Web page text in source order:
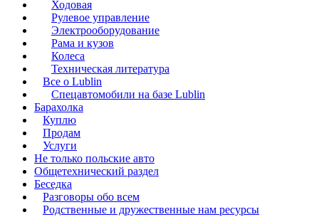
Ходовая
Рулевое управление
Электрооборудование
Рама и кузов
Колеса
Техническая литература
Все о Lublin
Спецавтомобили на базе Lublin
Барахолка
Куплю
Продам
Услуги
Не только польские авто
Общетехнический раздел
Беседка
Разговоры обо всем
Родственные и дружественные нам ресурсы